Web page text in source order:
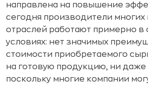
направлена на повышение
сегодня производители многих
отраслей работают примерно в
условиях: нет значимых
стоимости приобретаемого
на готовую продукцию, ни даже
поскольку многие компании